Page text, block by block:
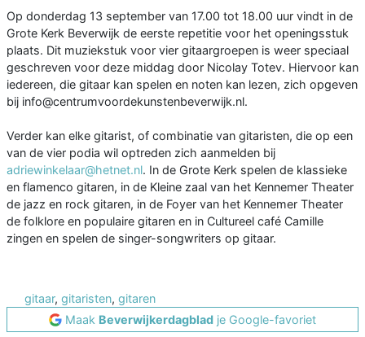
Op donderdag 13 september van 17.00 tot 18.00 uur vindt in de
Grote Kerk Beverwijk de eerste repetitie voor het openingsstuk
plaats. Dit muziekstuk voor vier gitaargroepen is weer speciaal
geschreven voor deze middag door Nicolay Totev. Hiervoor kan
iedereen, die gitaar kan spelen en noten kan lezen, zich opgeven
bij info@centrumvoordekunstenbeverwijk.nl.
Verder kan elke gitarist, of combinatie van gitaristen, die op een
van de vier podia wil optreden zich aanmelden bij
adriewinkelaar@hetnet.nl. In de Grote Kerk spelen de klassieke
en flamenco gitaren, in de Kleine zaal van het Kennemer Theater
de jazz en rock gitaren, in de Foyer van het Kennemer Theater
de folklore en populaire gitaren en in Cultureel café Camille
zingen en spelen de singer-songwriters op gitaar.
gitaar, gitaristen, gitaren
Maak Beverwijkerdagblad je Google-favoriet